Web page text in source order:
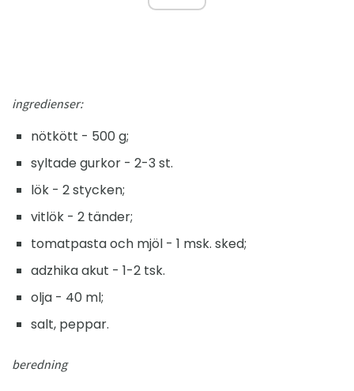
ingredienser:
nötkött - 500 g;
syltade gurkor - 2-3 st.
lök - 2 stycken;
vitlök - 2 tänder;
tomatpasta och mjöl - 1 msk. sked;
adzhika akut - 1-2 tsk.
olja - 40 ml;
salt, peppar.
beredning